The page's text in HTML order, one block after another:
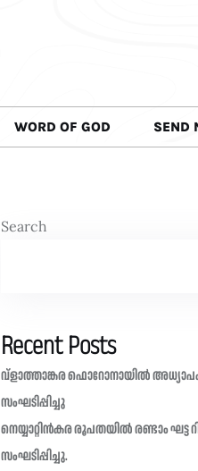
WORD OF GOD SEND
Search
Recent Posts
വ്ളാത്താങ്കര ഫൊറോനായിൽ അധ്യാപക
സംഘടിപ്പിച്ചു
നെയ്യാറ്റിൻകര രൂപതയിൽ രണ്ടാം ഘട്ട
സംഘടിപ്പിച്ചു.